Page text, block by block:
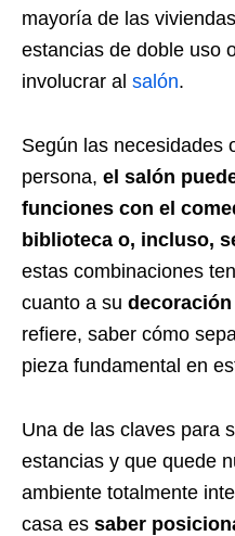
mayoría de las
estancias de doble uso
involucrar al salón.
Según las necesidades
persona, el salón
funciones con el
biblioteca o, incluso,
estas combinaciones
cuanto a su
refiere, saber cómo
pieza fundamental en
Una de las claves para
estancias y que quede
ambiente totalmente
casa es saber